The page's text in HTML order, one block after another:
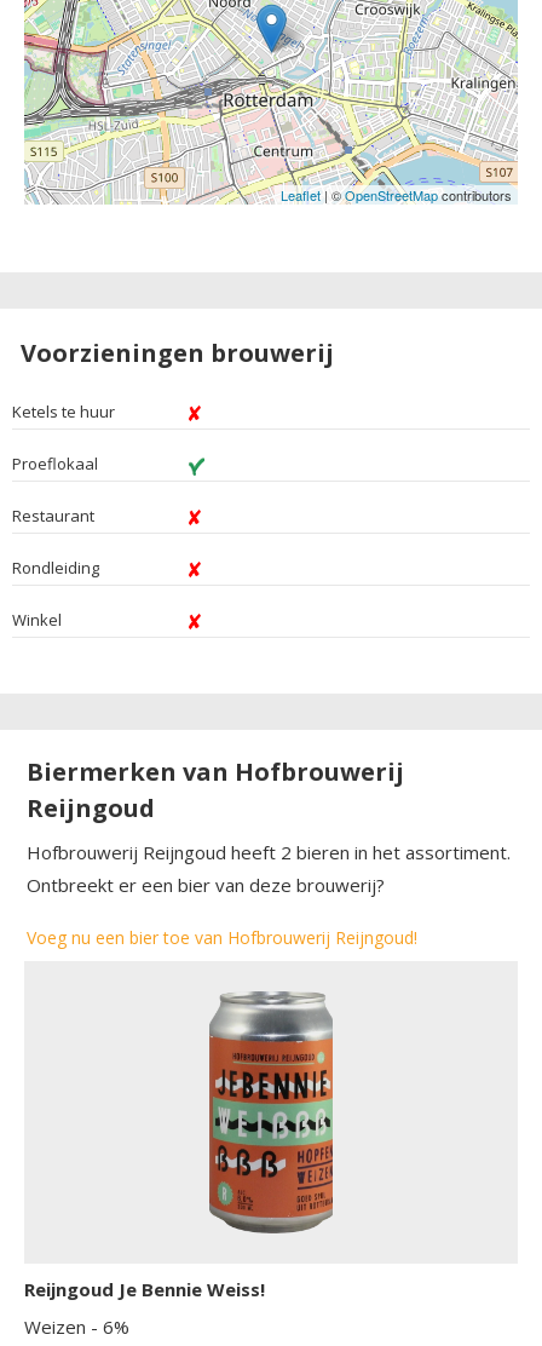
Leaflet| ©OpenStreetMapcontributors
Voorzieningen brouwerij
Ketels te huur
Proeflokaal
Restaurant
Rondleiding
Winkel
Biermerken van Hofbrouwerij
Reijngoud
Hofbrouwerij Reijngoud heeft 2 bieren in het assortiment.
Ontbreekt er een bier van deze brouwerij?
Voeg nu een bier toe van Hofbrouwerij Reijngoud!
Reijngoud Je Bennie Weiss!
Weizen - 6%